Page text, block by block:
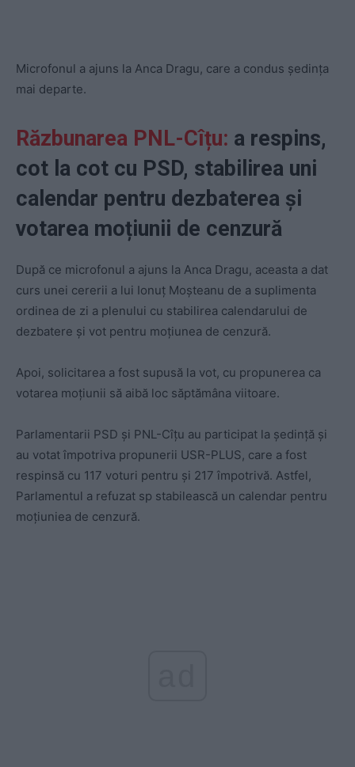
Microfonul a ajuns la Anca Dragu, care a condus ședința
mai departe.
Răzbunarea PNL-Cîțu: a respins,
cot la cot cu PSD, stabilirea uni
calendar pentru dezbaterea și
votarea moțiunii de cenzură
După ce microfonul a ajuns la Anca Dragu, aceasta a dat
curs unei cererii a lui Ionuț Moșteanu de a suplimenta
ordinea de zi a plenului cu stabilirea calendarului de
dezbatere și vot pentru moțiunea de cenzură.
Apoi, solicitarea a fost supusă la vot, cu propunerea ca
votarea moțiunii să aibă loc săptămâna viitoare.
Parlamentarii PSD și PNL-Cîțu au participat la ședință și
au votat împotriva propunerii USR-PLUS, care a fost
respinsă cu 117 voturi pentru și 217 împotrivă. Astfel,
Parlamentul a refuzat sp stabilească un calendar pentru
moțiuniea de cenzură.